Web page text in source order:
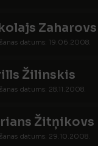
Zaharovs
datums: 19.06.2008.
Žilinskis
datums: 28.11.2008.
Žitņikovs
datums: 29.10.2008.